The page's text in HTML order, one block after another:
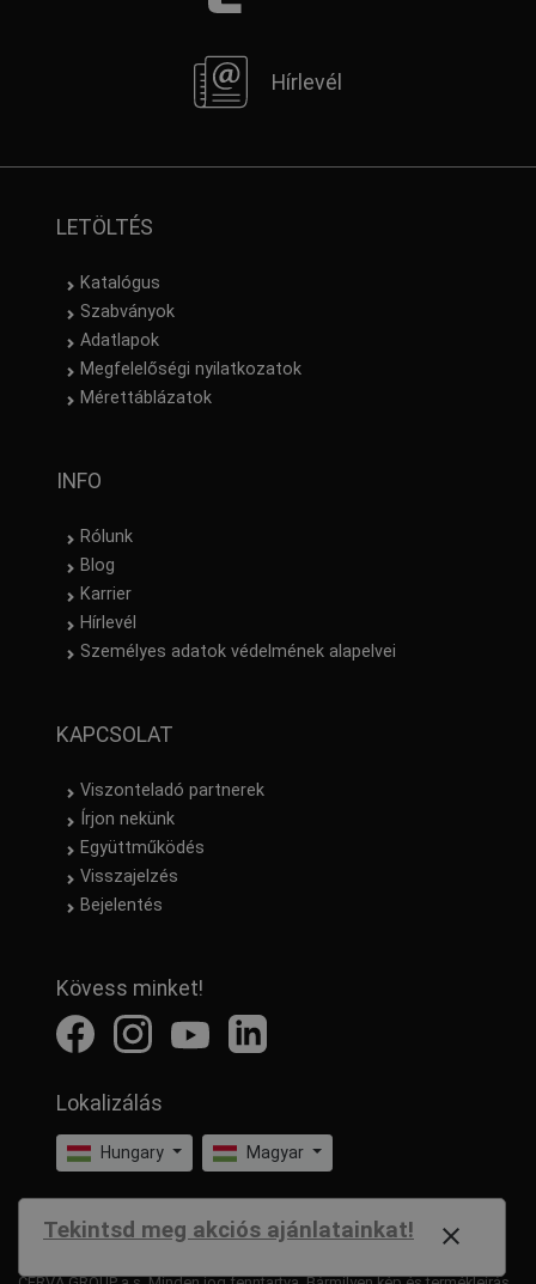
Tekintsd meg akciós ajánlatainkat! close
Hírlevél
LETÖLTÉS
Katalógus
Szabványok
Adatlapok
Megfelelőségi nyilatkozatok
Mérettáblázatok
INFO
Rólunk
Blog
Karrier
Hírlevél
Személyes adatok védelmének alapelvei
KAPCSOLAT
Viszonteladó partnerek
Írjon nekünk
Együttműködés
Visszajelzés
Bejelentés
Kövess minket!
Lokalizálás
Hungary Magyar